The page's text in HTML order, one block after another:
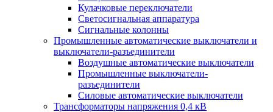
Кулачковые переключатели
Светосигнальная аппаратура
Сигнальные колонны
Промышленные автоматические выключатели и
выключатели-разъединители
Воздушные автоматические выключатели
Промышленные выключатели-
разъединители
Силовые автоматические выключатели
Трансформаторы напряжения 0,4 кВ